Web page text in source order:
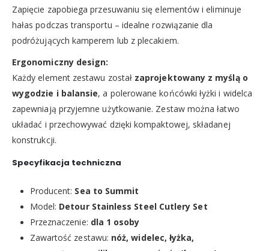
Zapięcie zapobiega przesuwaniu się elementów i eliminuje
hałas podczas transportu – idealne rozwiązanie dla
podróżujących kamperem lub z plecakiem.
Ergonomiczny design:
Każdy element zestawu został zaprojektowany z myślą o
wygodzie i balansie, a polerowane końcówki łyżki i widelca
zapewniają przyjemne użytkowanie. Zestaw można łatwo
układać i przechowywać dzięki kompaktowej, składanej
konstrukcji.
Specyfikacja techniczna
Producent: Sea to Summit
Model: Detour Stainless Steel Cutlery Set
Przeznaczenie: dla 1 osoby
Zawartość zestawu: nóż, widelec, łyżka,